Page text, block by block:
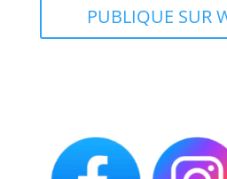
PUBLIQUE SUR